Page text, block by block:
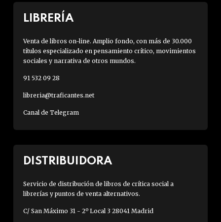
LIBRERÍA
Venta de libros on-line. Amplio fondo, con más de 30.000
títulos especializado en pensamiento crítico, movimientos
sociales y narrativa de otros mundos.
91 532 09 28
libreria@traficantes.net
Canal de Telegram
DISTRIBUIDORA
Servicio de distribución de libros de crítica social a
librerías y puntos de venta alternativos.
C/ San Máximo 31 - 2º Local 3 28041 Madrid